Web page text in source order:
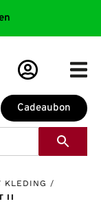
Cadeaubon
KLEDING /
II